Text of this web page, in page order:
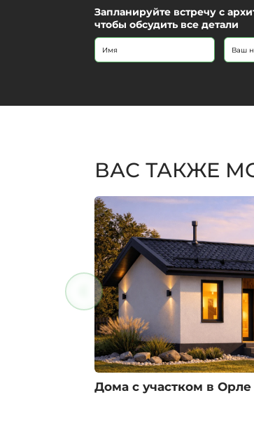
Запланируйте встречу с
чтобы обсудить все детали
ВАС ТАКЖЕ
Дома с участком в Орле